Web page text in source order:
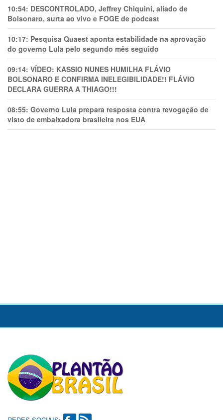
10:54: DESCONTROLADO, Jeffrey Chiquini, aliado de
Bolsonaro, surta ao vivo e FOGE de podcast
10:17: Pesquisa Quaest aponta estabilidade na aprovação
do governo Lula pelo segundo mês seguido
09:14: VÍDEO: KASSIO NUNES HUMlLHA FLÁVIO
BOLSONARO E CONFIRMA INELEGIBILIDADE!! FLÁVIO
DECLARA GUERRA A THIAGO!!!
08:55: Governo Lula prepara resposta contra revogação de
visto de embaixadora brasileira nos EUA